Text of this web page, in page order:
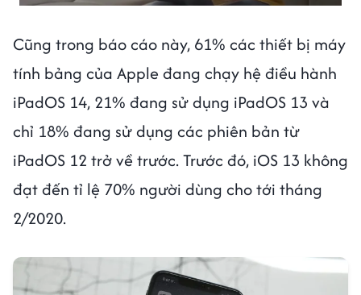
Cũng trong báo cáo này, 61% các thiết bị máy
tính bảng của Apple đang chạy hệ điều hành
iPadOS 14, 21% đang sử dụng iPadOS 13 và
chỉ 18% đang sử dụng các phiên bản từ
iPadOS 12 trở về trước. Trước đó, iOS 13 không
đạt đến tỉ lệ 70% người dùng cho tới tháng
2/2020.